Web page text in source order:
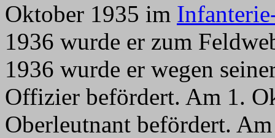
Oktober 1935 im
1936 wurde er zum
1936 wurde er wegen
Offizier befördert. Am 1.
Oberleutnant befördert.